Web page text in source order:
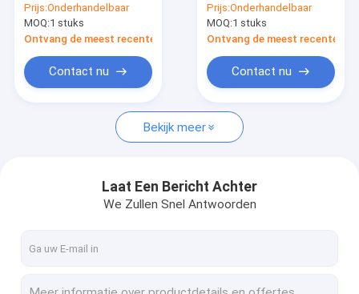
8W VTX Drone
Accessoire
Videozender FPV
Beeldtransmissie
Shenzhen Gemaakt
Prijs:Onderhandelbaar
MOQ:1 stuks
Ontvang de meest recente Prijs
Contact nu
8W VTX Drone
Accessoire
Videozender FPV
Beeldtransmissie
Shenzhen Gemaakt
Prijs:Onderhandelbaar
MOQ:1 stuks
Ontvang de meest recente
Contact nu
Bekijk meer
Laat Een Bericht Achter
We Zullen Snel Antwoorden